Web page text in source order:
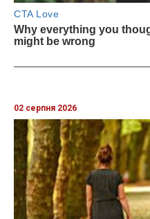
02 серпня 2026